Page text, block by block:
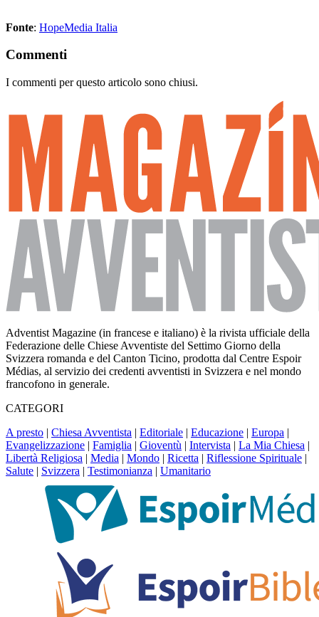
Fonte: HopeMedia Italia
Commenti
I commenti per questo articolo sono chiusi.
Adventist Magazine (in francese e italiano) è la rivista ufficiale della
Federazione delle Chiese Avventiste del Settimo Giorno della
Svizzera romanda e del Canton Ticino, prodotta dal Centre Espoir
Médias, al servizio dei credenti avventisti in Svizzera e nel mondo
francofono in generale.
CATEGORI
A presto | Chiesa Avventista | Editoriale | Educazione | Europa |
Evangelizzazione | Famiglia | Gioventù | Intervista | La Mia Chiesa |
Libertà Religiosa | Media | Mondo | Ricetta | Riflessione Spirituale |
Salute | Svizzera | Testimonianza | Umanitario